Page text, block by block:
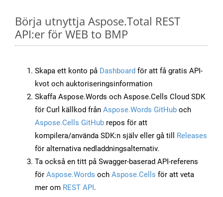
Börja utnyttja Aspose.Total REST
API:er för WEB to BMP
Skapa ett konto på Dashboard för att få gratis API-
kvot och auktoriseringsinformation
Skaffa Aspose.Words och Aspose.Cells Cloud SDK
för Curl källkod från Aspose.Words GitHub och
Aspose.Cells GitHub repos för att
kompilera/använda SDK:n själv eller gå till Releases
för alternativa nedladdningsalternativ.
Ta också en titt på Swagger-baserad API-referens
för Aspose.Words och Aspose.Cells för att veta
mer om REST API.